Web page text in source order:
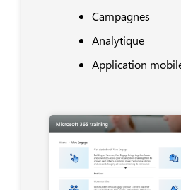
Campagnes
Analytique
Application